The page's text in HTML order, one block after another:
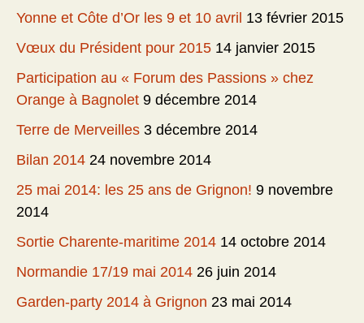
Yonne et Côte d’Or les 9 et 10 avril 13 février 2015
Vœux du Président pour 2015 14 janvier 2015
Participation au « Forum des Passions » chez
Orange à Bagnolet 9 décembre 2014
Terre de Merveilles 3 décembre 2014
Bilan 2014 24 novembre 2014
25 mai 2014: les 25 ans de Grignon! 9 novembre
2014
Sortie Charente-maritime 2014 14 octobre 2014
Normandie 17/19 mai 2014 26 juin 2014
Garden-party 2014 à Grignon 23 mai 2014